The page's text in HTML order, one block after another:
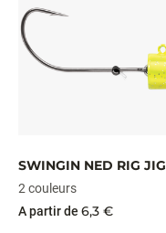
SWINGIN NED RIG JIG
2 couleurs
A partir de 6,3 €